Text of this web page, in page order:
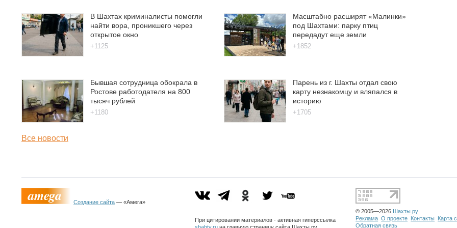
В Шахтах криминалисты помогли
найти вора, проникшего через
открытое окно
+1125
Масштабно расширят «Малинки»
под Шахтами: парку птиц
передадут еще земли
+1852
Бывшая сотрудница обокрала в
Ростове работодателя на 800
тысяч рублей
+1180
Парень из г. Шахты отдал свою
карту незнакомцу и вляпался в
историю
+1705
Все новости
Создание сайта — «Амега»
При цитировании материалов - активная гиперссылка
© 2005—2026 Шахты.ру
Реклама О проекте Контакты Карта
Обратная связь